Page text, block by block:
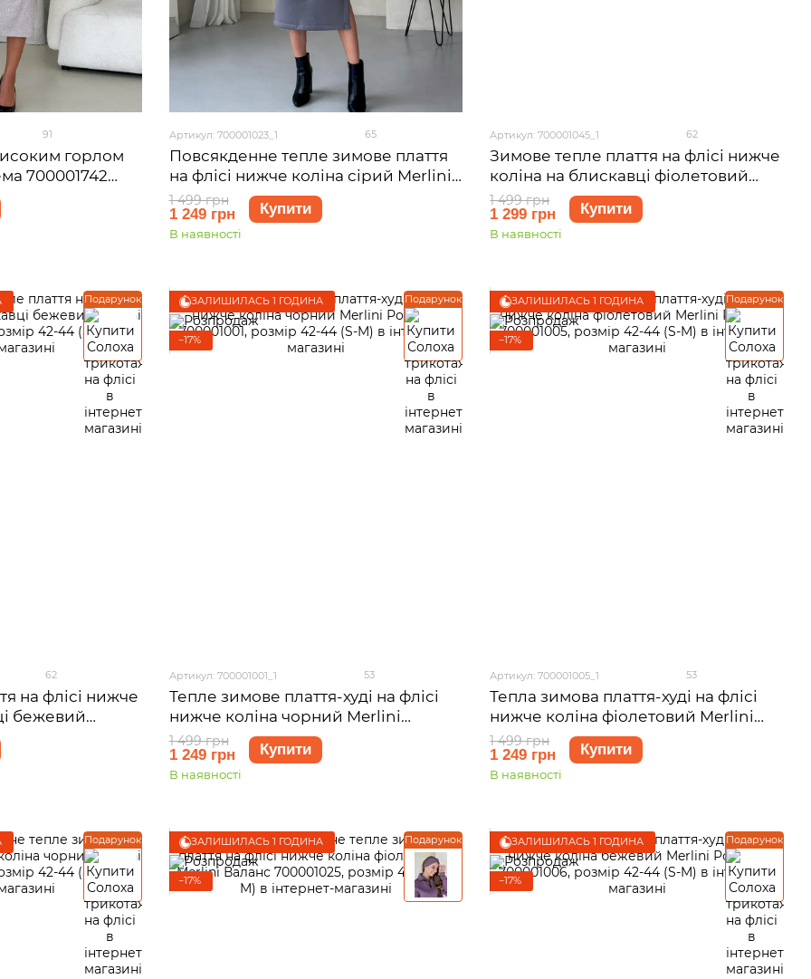
91
горлом
700001742
Артикул: 700001023_1 65
Повсякденне тепле зимове плаття
на флісі нижче коліна сірий Merlini
Валанс 700001023, розмір 42-44 (S-
M)
1 499 грн
1 249 грн Купити
В наявності
Артикул: 700001045_1 62
Зимове тепле плаття на флісі нижче
коліна на блискавці фіолетовий
Merlini Антоні 700001045, розмір 42-
44 (S-M)
1 499 грн
1 299 грн Купити
В наявності
Подарунок
62
на флісі нижче
бежевий
розмір 42-
Подарунок
ЗАЛИШИЛАСЬ 1 ГОДИНА
−17%
Артикул: 700001001_1 53
Тепле зимове плаття-худі на флісі
нижче коліна чорний Merlini
Рошель 700001001, розмір 42-44 (S-
M)
1 499 грн
1 249 грн Купити
В наявності
Подарунок
ЗАЛИШИЛАСЬ 1 ГОДИНА
−17%
Артикул: 700001005_1 53
Тепла зимова плаття-худі на флісі
нижче коліна фіолетовий Merlini
Рошель 700001005, розмір 42-44 (S-
M)
1 499 грн
1 249 грн Купити
В наявності
Подарунок Подарунок
ЗАЛИШИЛАСЬ 1 ГОДИНА
−17%
Подарунок
ЗАЛИШИЛАСЬ 1 ГОДИНА
−17%